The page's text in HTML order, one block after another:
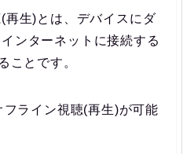
再生)とは、デバイスにダ
ンターネットに接続する
ことです。
フライン視聴(再生)が可能